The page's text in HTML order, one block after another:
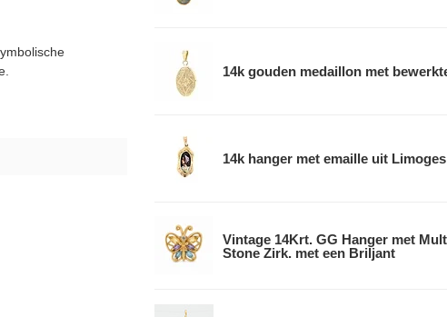
14k gouden medaillon met
14k hanger met emaille uit Limoges
Vintage 14Krt. GG Hanger met
Stone Zirk. met een Briljant